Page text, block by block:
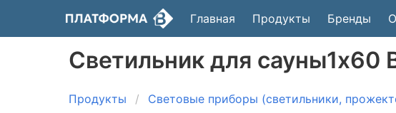
Главная Продукты Бренды
Светильник для сауны1x60
Продукты Световые приборы (светильники,